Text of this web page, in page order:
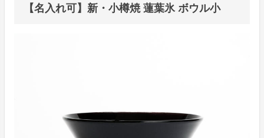
【名入れ可】新・小樽焼 蓮葉氷 ボウル小